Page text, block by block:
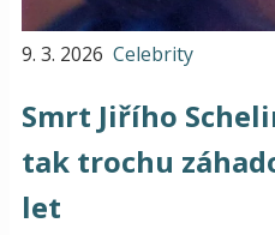
9. 3. 2026 Celebrity
Smrt Jiřího
tak trochu
let